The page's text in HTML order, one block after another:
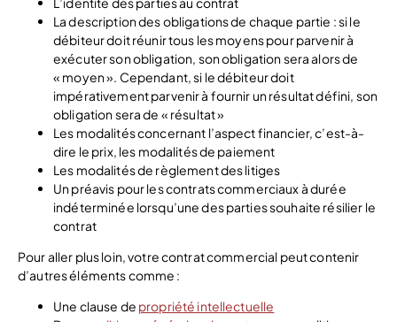
La description des obligations de chaque partie : si le
débiteur doit réunir tous les moyens pour parvenir à
exécuter son obligation, son obligation sera alors de
« moyen ». Cependant, si le débiteur doit
impérativement parvenir à fournir un résultat défini, son
obligation sera de « résultat »
Les modalités concernant l’aspect financier, c’est-à-
dire le prix, les modalités de paiement
Les modalités de règlement des litiges
Un préavis pour les contrats commerciaux à durée
indéterminée lorsqu’une des parties souhaite résilier le
contrat
Pour aller plus loin, votre contrat commercial peut contenir
d’autres éléments comme :
Une clause de propriété intellectuelle